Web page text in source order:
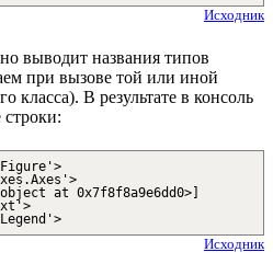
Исходник
выводит названия типов
при вызове той или иной
класса). В результате в консоль
at 0x7f8f8a9e6dd0>]
Исходник